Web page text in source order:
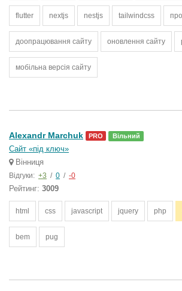
flutter nextjs nestjs tailwindcss
доопрацювання сайту оновлення сайту
мобільна версія сайту
Alexandr Marchuk PRO Вільний
Сайт «під ключ»
Вінниця
Відгуки: +3 / 0 / -0
Рейтинг: 3009
html css javascript jquery php
bem pug